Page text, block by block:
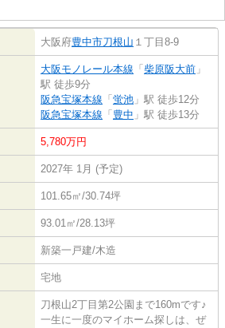
大阪府豊中市刀根山 １丁目8-9
大阪モノレール本線 「 柴原阪大前 」
駅 徒歩9分
阪急宝塚本線 「 蛍池 」駅 徒歩12分
阪急宝塚本線 「 豊中 」駅 徒歩13分
5,780万円
2027年 1月 (予定)
101.65㎡/30.74坪
93.01㎡/28.13坪
新築一戸建/木造
宅地
刀根山2丁目第2公園まで160mです♪
一生に一度のマイホーム探しは、ぜ